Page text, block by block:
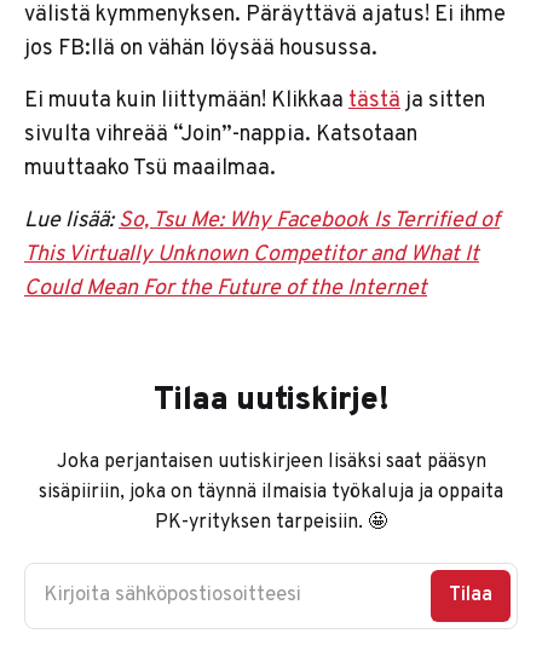
välistä kymmenyksen. Päräyttävä ajatus! Ei ihme
jos FB:llä on vähän löysää housussa.
Ei muuta kuin liittymään! Klikkaa tästä ja sitten
sivulta vihreää “Join”-nappia. Katsotaan
muuttaako Tsü maailmaa.
Lue lisää:So, Tsu Me: Why Facebook Is Terrified of
This Virtually Unknown Competitor and What It
Could Mean For the Future of the Internet
Tilaa uutiskirje!
Joka perjantaisen uutiskirjeen lisäksi saat pääsyn
sisäpiiriin, joka on täynnä ilmaisia työkaluja ja oppaita
PK-yrityksen tarpeisiin. 🤩
Kirjoita sähköpostiosoitteesi Tilaa